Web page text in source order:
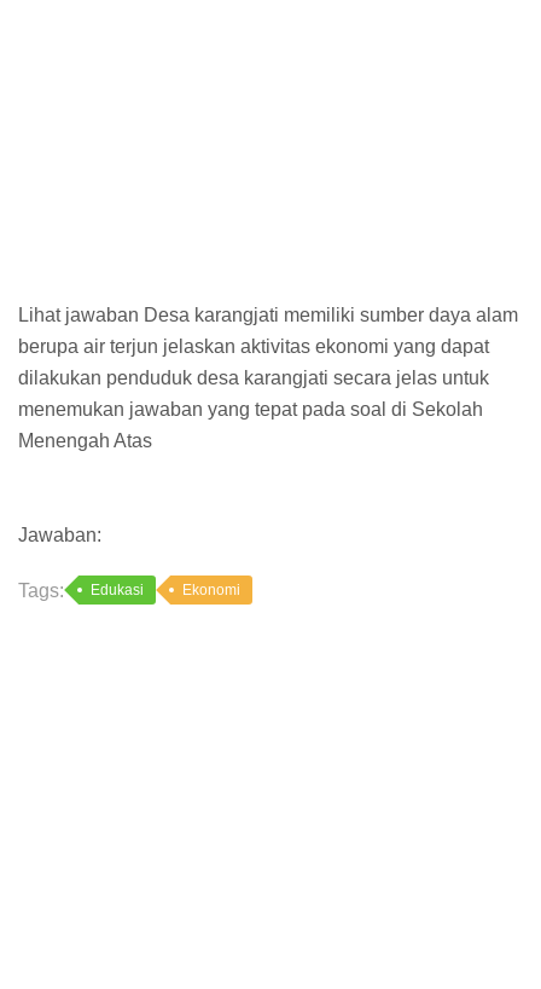
Lihat jawaban Desa karangjati memiliki sumber daya alam
berupa air terjun jelaskan aktivitas ekonomi yang dapat
dilakukan penduduk desa karangjati secara jelas untuk
menemukan jawaban yang tepat pada soal di Sekolah
Menengah Atas
Jawaban:
Tags: Edukasi Ekonomi